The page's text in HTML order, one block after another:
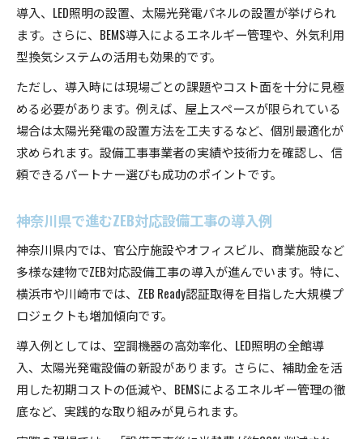
導入、LED照明の設置、太陽光発電パネルの設置が挙げられ
ます。さらに、BEMS導入によるエネルギー管理や、外気利用
型換気システムの活用も効果的です。
ただし、導入時には現場ごとの課題やコスト面を十分に見極
める必要があります。例えば、屋上スペースが限られている
場合は太陽光発電の設置方法を工夫するなど、個別最適化が
求められます。設備工事事業者の実績や技術力を確認し、信
頼できるパートナー選びも成功のポイントです。
神奈川県で進むZEB対応設備工事の導入例
神奈川県内では、官公庁施設やオフィスビル、商業施設など
多様な建物でZEB対応設備工事の導入が進んでいます。特に、
横浜市や川崎市では、ZEB Ready認証取得を目指した大規模プ
ロジェクトも増加傾向です。
導入例としては、空調機器の高効率化、LED照明の全館導
入、太陽光発電設備の新設があります。さらに、補助金を活
用した初期コストの低減や、BEMSによるエネルギー管理の徹
底など、実践的な取り組みが見られます。